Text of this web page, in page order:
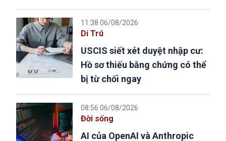
11:38 06/08/2026
Di Trú
USCIS siết xét duyệt nhập cư:
Hồ sơ thiếu bằng chứng có thể
bị từ chối ngay
08:56 06/08/2026
Đời sống
AI của OpenAI và Anthropic